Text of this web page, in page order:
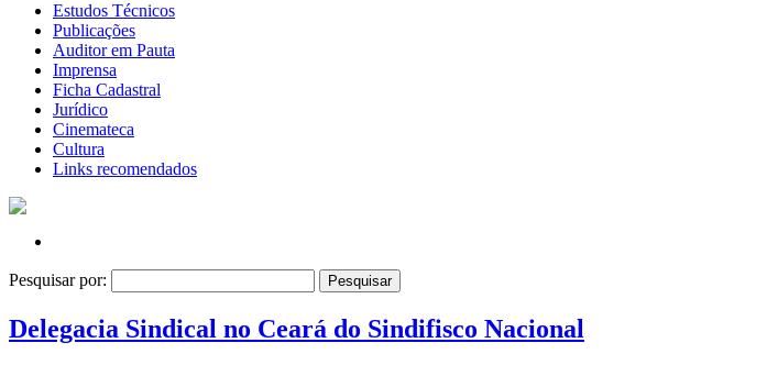
Estudos Técnicos
Publicações
Auditor em Pauta
Imprensa
Ficha Cadastral
Jurídico
Cinemateca
Cultura
Links recomendados
Pesquisar por:
Delegacia Sindical no Ceará do Sindifisco Nacional